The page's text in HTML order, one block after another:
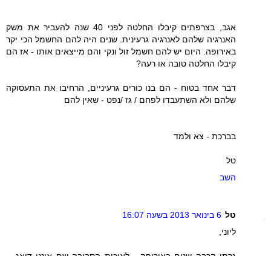
אגב, בצרפתים קיבלו החלטה לפני 40 שנה להעביר את משק
האנרגיה שלהם לאנרגיה גרעינית. שנים היה להם החשמל הכי יקר
באירופה. היום יש להם חשמל זול ונקי והם מייצאים אותו - אז הם
קיבלו החלטה טובה או רעה?
דבר אחד בטוח - הם בנו כורים גרעיניים, הרחיבו את התעסוקה
שלהם ולא השתעבדו לפחם / גז /נפט - שאין להם
בברכת - צא ולמד
טל
השב
טל 6 בינואר 2013 בשעה 16:07
ליוני,